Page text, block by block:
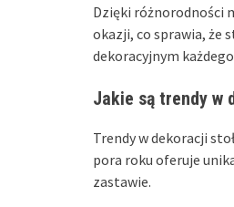
Dzięki różnorodności
okazji, co sprawia, że
dekoracyjnym
Jakie są trendy w
Trendy w dekoracji
pora roku oferuje
zastawie.